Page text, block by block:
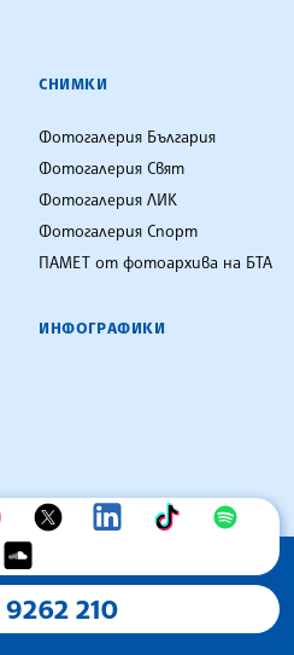
СНИМКИ
Фотогалерия България
Фотогалерия Свят
Фотогалерия ЛИК
Фотогалерия Спорт
ПАМЕТ от фотоархива на БТА
ИНФОГРАФИКИ
210